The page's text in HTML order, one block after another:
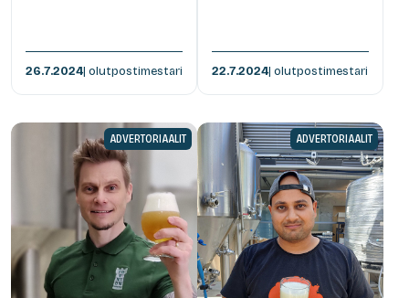
26.7.2024| olutpostimestari 22.7.2024| olutpostimestari
ADVERTORIAALIT ADVERTORIAALIT